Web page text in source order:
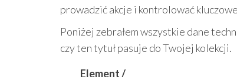
prowadzić akcje i kontrolować
Poniżej zebrałem wszystkie dane
czy ten tytuł pasuje do Twojej kolekcji.
Element /